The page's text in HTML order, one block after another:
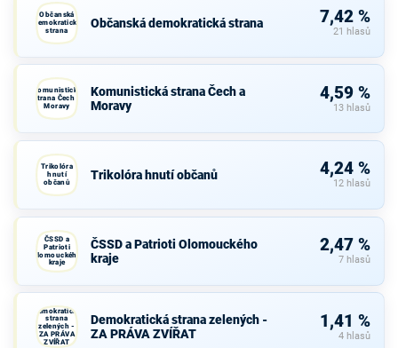
Občanská
demokratická
strana
Občanská demokratická strana 7,42 %
21 hlasů
Komunistická
strana Čech a
Moravy
Komunistická strana Čech a
Moravy
4,59 %
13 hlasů
Trikolóra
hnutí
občanů
Trikolóra hnutí občanů 4,24 %
12 hlasů
ČSSD a
Patrioti
Olomouckého
kraje
ČSSD a Patrioti Olomouckého
kraje
2,47 %
7 hlasů
Demokratická
strana
zelených -
ZA PRÁVA
ZVÍŘAT
Demokratická strana zelených -
ZA PRÁVA ZVÍŘAT
1,41 %
4 hlasů